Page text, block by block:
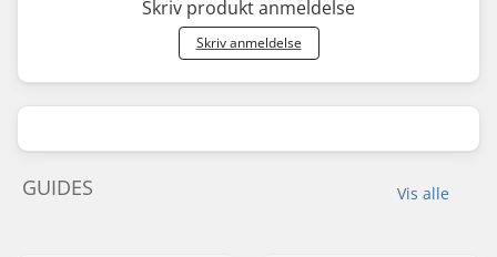
Skriv produkt anmeldelse
Skriv anmeldelse
Vis alle
GUIDES